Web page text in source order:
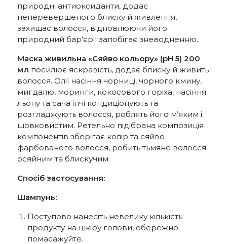
природні антиоксиданти, додає
неперевершеного блиску й живлення,
захищає волосся, відновлюючи його
природний бар’єр і запобігає зневодненню.
Маска живильна «Сяйво кольору» (pH 5) 200
мл посилює яскравість, додає блиску й живить
волосся. Олії насіння чорниці, чорного кмину,
мигдалю, моринги, кокосового горіха, насіння
льону та сача інчі кондиціонують та
розгладжують волосся, роблять його м’яким і
шовковистим. Ретельно підібрана композиція
компонентів зберігає колір та сяйво
фарбованого волосся, робить тьмяне волосся
осяйним та блискучим.
Спосіб застосування:
Шампунь:
Поступово нанесіть невелику кількість
продукту на шкіру голови, обережно
помасажуйте.